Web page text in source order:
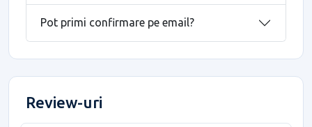
Pot primi confirmare pe email?
Review-uri